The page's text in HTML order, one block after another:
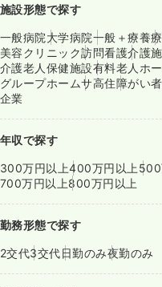
施設形態で探す
一般病院大学病院一般＋療養
美容クリニック訪問看護介護
介護老人保健施設有料老人ホ
グループホームサ高住障がい
企業
年収で探す
300万円以上400万円以上 500
700万円以上800万円以上
勤務形態で探す
2交代3交代日勤のみ夜勤のみ